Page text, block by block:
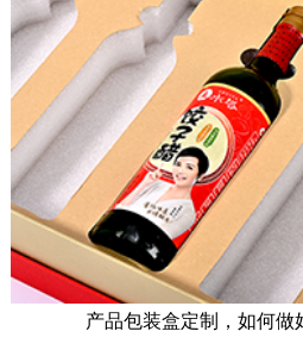
产品包装盒定制，如何做